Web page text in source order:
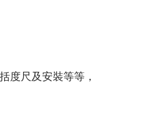
度尺及安裝等等，